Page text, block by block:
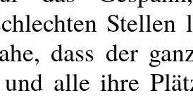
Stellen
dass der
alle ihre